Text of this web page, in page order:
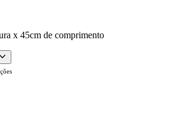
x 45cm de comprimento